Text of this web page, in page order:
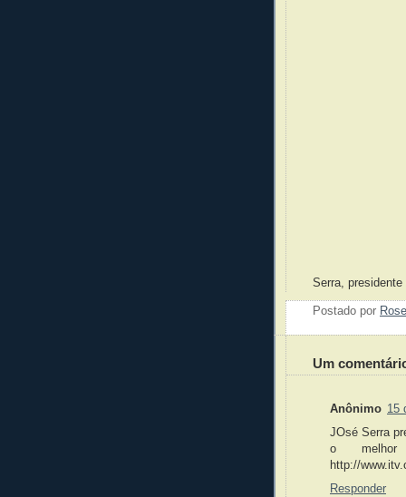
Serra,
Postado por Rose
Um
Anônimo 15
JOsé Serra
o
http://
Responder